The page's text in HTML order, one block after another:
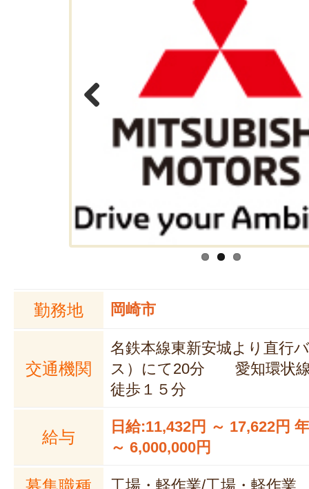
Previous
勤務地 岡崎市
交通機関
名鉄本線東新安城より直行
ス）にて20分 愛知環状線
徒歩１５分
給与
日給:11,432円 ～ 17,622円
～ 6,000,000円
工場・軽作業/工場・軽作業